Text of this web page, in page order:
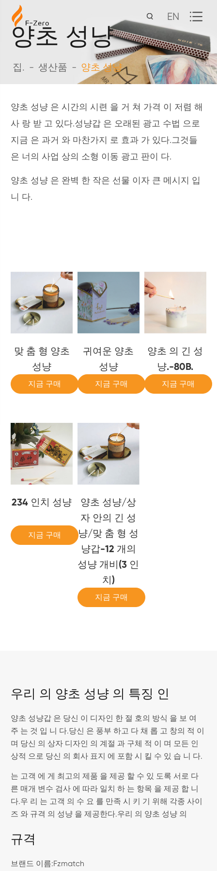
EN
양초 성냥
집. 생산품 양초 성냥
양초 성냥 은 시간의 시련 을 거 쳐 가격 이 저렴 해
사 랑 받 고 있다.성냥갑 은 오래된 광고 수법 으로
지금 은 과거 와 마찬가지 로 효과 가 있다.그것들
은 너의 사업 상의 소형 이동 광고 판이 다.
양초 성냥 은 완벽 한 작은 선물 이자 큰 메시지 입
니 다.
맞 춤 형 양초
성냥
지금 구매
귀여운 양초
성냥
지금 구매
양초 의 긴 성
냥.-80B.
지금 구매
234 인치 성냥
지금 구매
양초 성냥/상
자 안의 긴 성
냥/맞 춤 형 성
냥갑-12 개의
성냥 개비(3 인
치)
지금 구매
우리 의 양초 성냥 의 특징 인
양초 성냥갑 은 당신 이 디자인 한 절 호의 방식 을 보 여
주 는 것 입 니 다.당신 은 풍부 하고 다 채 롭 고 창의 적 이
며 당신 의 상자 디자인 의 계절 과 구체 적 이 며 모든 인
상적 으로 당신 의 회사 표지 에 포함 시 킬 수 있 습 니 다.
는 고객 에 게 최고의 제품 을 제공 할 수 있 도록 서로 다
른 매개 변수 검사 에 따라 일치 하 는 항목 을 제공 합 니
다.우 리 는 고객 의 수 요 를 만족 시 키 기 위해 각종 사이
즈 와 규격 의 성냥 을 제공한다.우리 의 양초 성냥 의
규격
브랜드 이름:Fzmatch